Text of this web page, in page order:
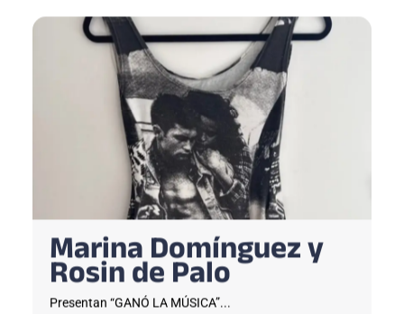
Marina Domínguez y
Rosin de Palo
Presentan “GANÓ LA MÚSICA”...